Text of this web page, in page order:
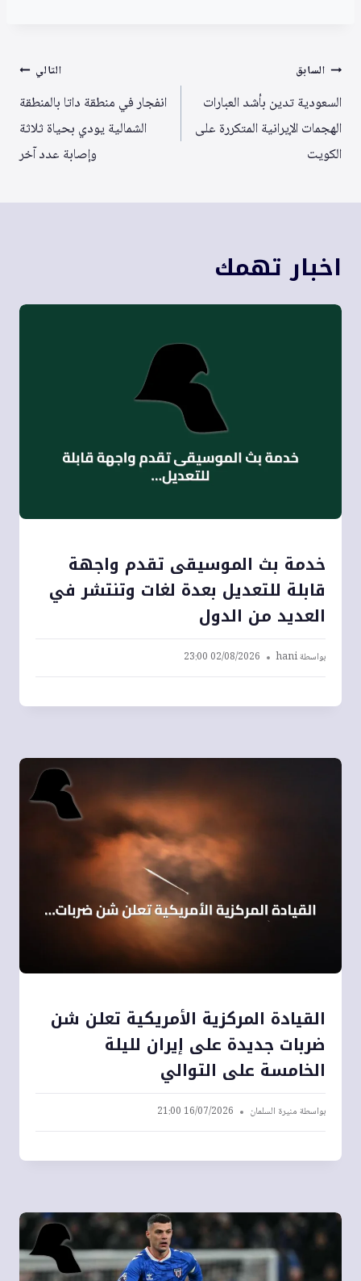
تصفّح
المقالات
السابق
السعودية تدين بأشد العبارات
الهجمات الإيرانية المتكررة على
الكويت
التالي
انفجار في منطقة داتا بالمنطقة
الشمالية يودي بحياة ثلاثة
وإصابة عدد آخر
اخبار تهمك
خدمة بث الموسيقى تقدم واجهة
قابلة للتعديل بعدة لغات وتنتشر في
العديد من الدول
بواسطةhani
02/08/2026 23:00
القيادة المركزية الأمريكية تعلن شن
ضربات جديدة على إيران لليلة
الخامسة على التوالي
بواسطةمنيرة السلمان 16/07/2026 21:00